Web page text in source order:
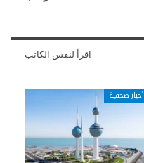
اقرأ لنفس الكاتب
أخبار صحفية